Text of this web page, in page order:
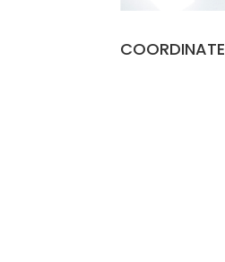
COORDINATE